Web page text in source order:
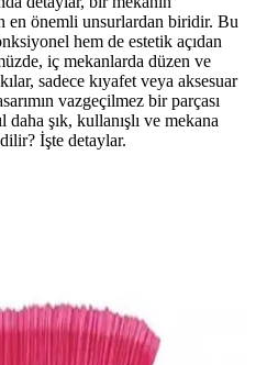
en önemli unsurlardan biridir. Bu
hem de estetik açıdan
iç mekanlarda düzen ve
sadece kıyafet veya aksesuar
vazgeçilmez bir parçası
daha şık, kullanışlı ve mekana
İşte detaylar.
içinde kişisel dokunuşlar
kağıtları, yüzen raflar ve zarar